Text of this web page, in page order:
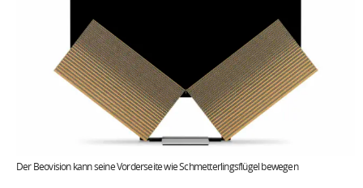
Der Beovision kann seine Vorderseite wie Schmetterlingsflügel bewegen